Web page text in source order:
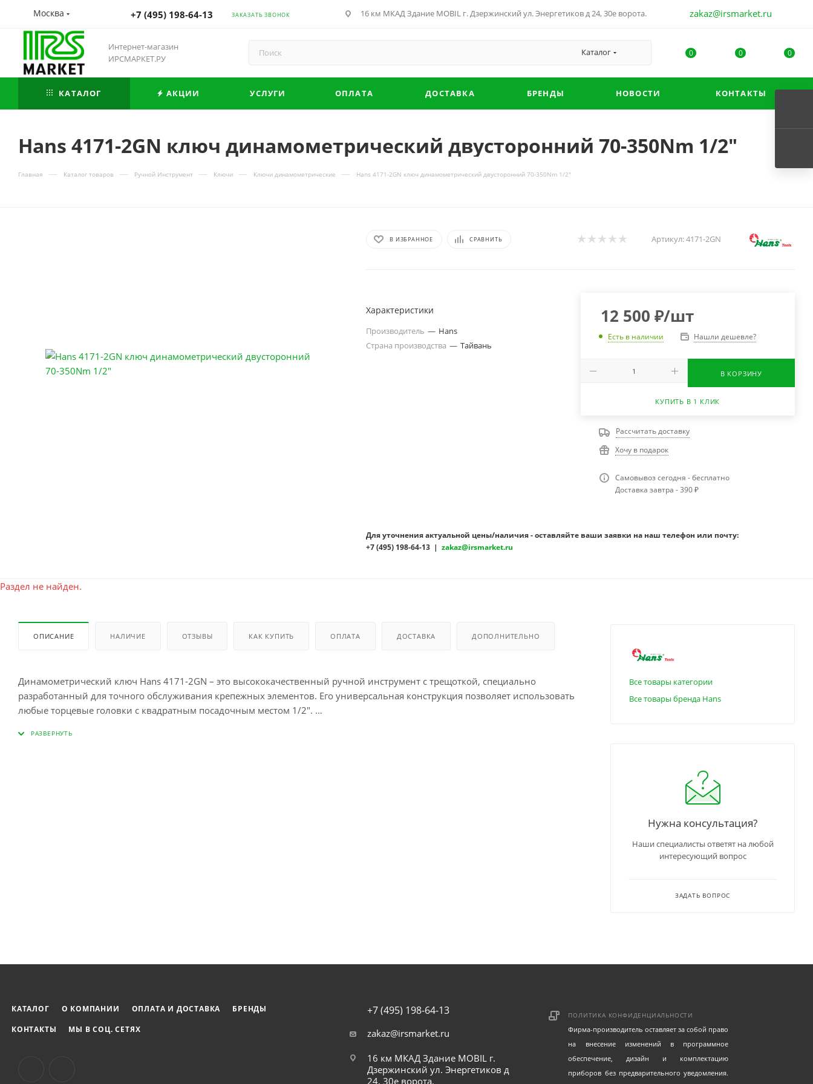
Москва +7 (495) 198-64-13 ЗАКАЗАТЬ ЗВОНОК 16 км МКАД Здание MOBIL г. Дзержинский ул. Энергетиков д 24, 30е ворота. zakaz@irsmarket.ru
Интернет-магазин
ИРСМАРКЕТ.РУ
Каталог 0 0 0
КАТАЛОГ АКЦИИ УСЛУГИ ОПЛАТА ДОСТАВКА БРЕНДЫ НОВОСТИ КОНТАКТЫ
Hans 4171-2GN ключ динамометрический двусторонний 70-350Nm 1/2"
Главная — Каталог товаров — Ручной Инструмент — Ключи — Ключи динамометрические — Hans 4171-2GN ключ динамометрический двусторонний 70-350Nm 1/2"
В ИЗБРАННОЕ СРАВНИТЬ Артикул:4171-2GN
Характеристики
Производитель — Hans
Страна производства — Тайвань
12 500 ₽/шт
Есть в наличии Нашли дешевле?
В КОРЗИНУ
КУПИТЬ В 1 КЛИК
Рассчитать доставку
Хочу в подарок
Самовывоз сегодня - бесплатно
Доставка завтра - 390 ₽
Для уточнения актуальной цены/наличия - оставляйте ваши заявки на наш телефон или почту:
+7 (495) 198-64-13 |zakaz@irsmarket.ru
Раздел не найден.
ОПИСАНИЕ НАЛИЧИЕ ОТЗЫВЫ КАК КУПИТЬ ОПЛАТА ДОСТАВКА ДОПОЛНИТЕЛЬНО
Динамометрический ключ Hans 4171-2GN – это высококачественный ручной инструмент с трещоткой, специально
разработанный для точного обслуживания крепежных элементов. Его универсальная конструкция позволяет использовать
любые торцевые головки с квадратным посадочным местом 1/2".
Корпус ключа выполнен из прочной стали, что обеспечивает его долговечность и устойчивость к механическим
Все товары категории
Все товары бренда Hans
Нужна консультация?
Наши специалисты ответят на любой
интересующий вопрос
ЗАДАТЬ ВОПРОС
КАТАЛОГ О КОМПАНИИ ОПЛАТА И ДОСТАВКА
БРЕНДЫ
КОНТАКТЫ
МЫ В СОЦ. СЕТЯХ
+7 (495) 198-64-13
zakaz@irsmarket.ru
16 км МКАД Здание MOBIL г.
Дзержинский ул. Энергетиков д
24, 30е ворота.
ПОЛИТИКА КОНФИДЕНЦИАЛЬНОСТИ
Фирма-производитель оставляет за собой право
на внесение изменений в программное
обеспечение, дизайн и комплектацию
приборов без предварительного уведомления.